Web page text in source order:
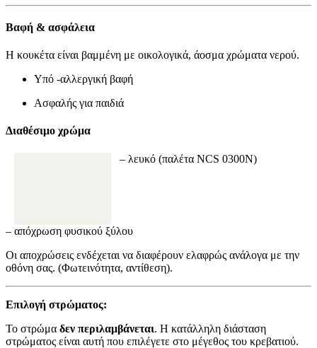
Βαφή & ασφάλεια
Η κουκέτα είναι βαμμένη με οικολογικά, άοσμα χρώματα νερού.
Υπό -αλλεργική βαφή
Ασφαλής για παιδιά
Διαθέσιμο χρώμα
– λευκό (παλέτα NCS 0300N)
– απόχρωση φυσικού ξύλου
Οι αποχρώσεις ενδέχεται να διαφέρουν ελαφρώς ανάλογα με την
οθόνη σας. (Φωτεινότητα, αντίθεση).
Επιλογή στρώματος:
Το στρώμα δεν περιλαμβάνεται. Η κατάλληλη διάσταση
στρώματος είναι αυτή που επιλέγετε στο μέγεθος του κρεβατιού.